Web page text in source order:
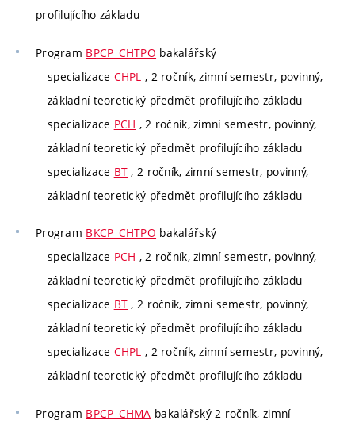
profilujícího základu
Program BPCP_CHTPO bakalářský
specializace CHPL , 2 ročník, zimní semestr, povinný,
základní teoretický předmět profilujícího základu
specializace PCH , 2 ročník, zimní semestr, povinný,
základní teoretický předmět profilujícího základu
specializace BT , 2 ročník, zimní semestr, povinný,
základní teoretický předmět profilujícího základu
Program BKCP_CHTPO bakalářský
specializace PCH , 2 ročník, zimní semestr, povinný,
základní teoretický předmět profilujícího základu
specializace BT , 2 ročník, zimní semestr, povinný,
základní teoretický předmět profilujícího základu
specializace CHPL , 2 ročník, zimní semestr, povinný,
základní teoretický předmět profilujícího základu
Program BPCP_CHMA bakalářský 2 ročník, zimní